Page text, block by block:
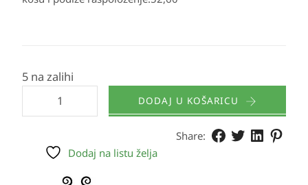
5 na zalihi
DODAJ U KOŠARICU
Share:
Dodaj na listu želja